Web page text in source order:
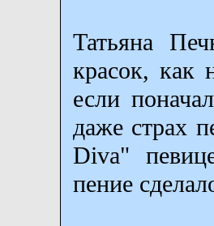
Татьяна
красок, как
если
даже страх
Diva"
пение